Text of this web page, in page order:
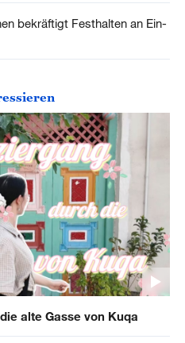
bekräftigt Festhalten an Ein-
alte Gasse von Kuqa